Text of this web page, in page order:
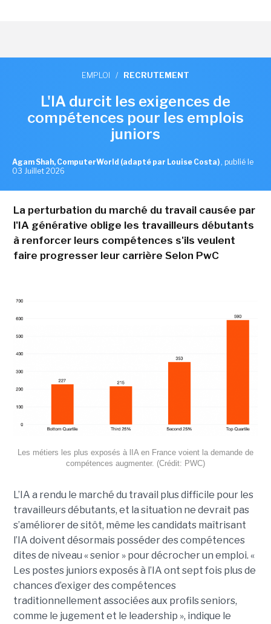
EMPLOI / RECRUTEMENT
L'IA durcit les exigences de
compétences pour les emplois
juniors
Agam Shah, ComputerWorld (adapté par Louise Costa) , publié le
03 Juillet 2026
La perturbation du marché du travail causée par
l'IA générative oblige les travailleurs débutants
à renforcer leurs compétences s'ils veulent
faire progresser leur carrière Selon PwC
Les métiers les plus exposés à lIA en France voient la demande de
compétences augmenter. (Crédit: PWC)
L’IA a rendu le marché du travail plus difficile pour les
travailleurs débutants, et la situation ne devrait pas
s’améliorer de sitôt, même les candidats maîtrisant
l’IA doivent désormais posséder des compétences
dites de niveau « senior » pour décrocher un emploi. «
Les postes juniors exposés à l’IA ont sept fois plus de
chances d’exiger des compétences
traditionnellement associées aux profils seniors,
comme le jugement et le leadership », indique le